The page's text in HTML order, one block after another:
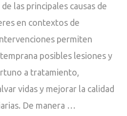
las principales causas de
en contextos de
permiten
posibles lesiones y
a tratamiento,
vidas y mejorar la calidad
De manera …